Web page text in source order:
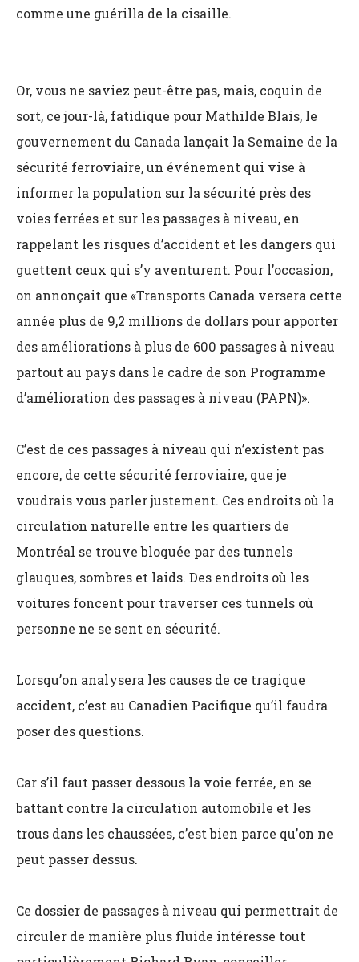
comme une guérilla de la cisaille.
Or, vous ne saviez peut-être pas, mais, coquin de
sort, ce jour-là, fatidique pour Mathilde Blais, le
gouvernement du Canada lançait la Semaine de la
sécurité ferroviaire, un événement qui vise à
informer la population sur la sécurité près des
voies ferrées et sur les passages à niveau, en
rappelant les risques d’accident et les dangers qui
guettent ceux qui s’y aventurent. Pour l’occasion,
on annonçait que «Transports Canada versera cette
année plus de 9,2 millions de dollars pour apporter
des améliorations à plus de 600 passages à niveau
partout au pays dans le cadre de son Programme
d’amélioration des passages à niveau (PAPN)».
C’est de ces passages à niveau qui n’existent pas
encore, de cette sécurité ferroviaire, que je
voudrais vous parler justement. Ces endroits où la
circulation naturelle entre les quartiers de
Montréal se trouve bloquée par des tunnels
glauques, sombres et laids. Des endroits où les
voitures foncent pour traverser ces tunnels où
personne ne se sent en sécurité.
Lorsqu’on analysera les causes de ce tragique
accident, c’est au Canadien Pacifique qu’il faudra
poser des questions.
Car s’il faut passer dessous la voie ferrée, en se
battant contre la circulation automobile et les
trous dans les chaussées, c’est bien parce qu’on ne
peut passer dessus.
Ce dossier de passages à niveau qui permettrait de
circuler de manière plus fluide intéresse tout